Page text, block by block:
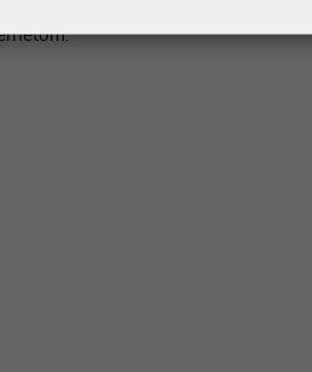
osiguravajući pouzdano